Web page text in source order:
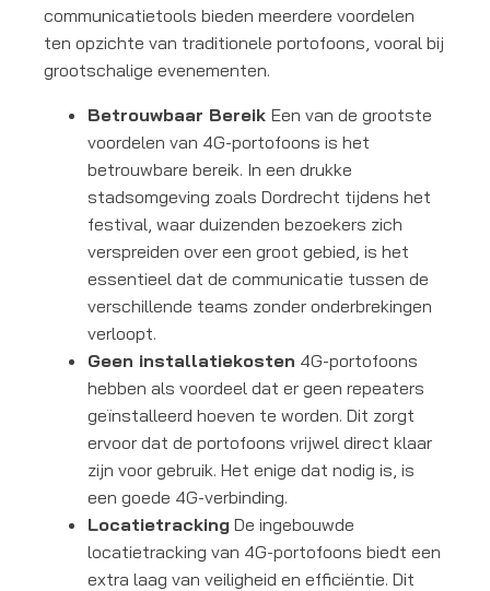
communicatietools bieden meerdere voordelen
ten opzichte van traditionele portofoons, vooral bij
grootschalige evenementen.
Betrouwbaar BereikEen van de grootste
voordelen van 4G-portofoons is het
betrouwbare bereik. In een drukke
stadsomgeving zoals Dordrecht tijdens het
festival, waar duizenden bezoekers zich
verspreiden over een groot gebied, is het
essentieel dat de communicatie tussen de
verschillende teams zonder onderbrekingen
verloopt.
Geen installatiekosten 4G-portofoons
hebben als voordeel dat er geen repeaters
geïnstalleerd hoeven te worden. Dit zorgt
ervoor dat de portofoons vrijwel direct klaar
zijn voor gebruik. Het enige dat nodig is, is
een goede 4G-verbinding.
Locatietracking De ingebouwde
locatietracking van 4G-portofoons biedt een
extra laag van veiligheid en efficiëntie. Dit